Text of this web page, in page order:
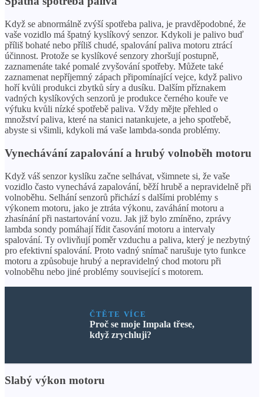
Když se abnormálně zvýší spotřeba paliva, je pravděpodobné, že
vaše vozidlo má špatný kyslíkový senzor. Kdykoli je palivo buď
příliš bohaté nebo příliš chudé, spalování paliva motoru ztrácí
účinnost. Protože se kyslíkové senzory zhoršují postupně,
zaznamenáte také pomalé zvyšování spotřeby. Můžete také
zaznamenat nepříjemný zápach připomínající vejce, když palivo
hoří kvůli produkci zbytků síry a dusíku. Dalším příznakem
vadných kyslíkových senzorů je produkce černého kouře ve
výfuku kvůli nízké spotřebě paliva. Vždy mějte přehled o
množství paliva, které na stanici natankujete, a jeho spotřebě,
abyste si všimli, kdykoli má vaše lambda-sonda problémy.
Vynechávání zapalování a hrubý volnoběh motoru
Když váš senzor kyslíku začne selhávat, všimnete si, že vaše
vozidlo často vynechává zapalování, běží hrubě a nepravidelně při
volnoběhu. Selhání senzorů přichází s dalšími problémy s
výkonem motoru, jako je ztráta výkonu, zaváhání motoru a
zhasínání při nastartování vozu. Jak již bylo zmíněno, zprávy
lambda sondy pomáhají řídit časování motoru a intervaly
spalování. Ty ovlivňují poměr vzduchu a paliva, který je nezbytný
pro efektivní spalování. Proto vadný snímač narušuje tyto funkce
motoru a způsobuje hrubý a nepravidelný chod motoru při
volnoběhu nebo jiné problémy související s motorem.
ČTĚTE VÍCE
Proč se moje Impala třese,
když zrychluji?
Slabý výkon motoru